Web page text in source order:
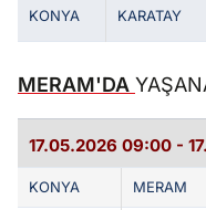
KONYA KARATAY
MERAM'DA
17.05.2026 09:00 -
KONYA MERAM